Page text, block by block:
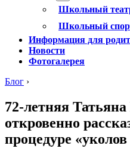
Школьный
Школьный
Информация для
Новости
Фотогалерея
Блог ›
72-летняя
откровенно
процедуре